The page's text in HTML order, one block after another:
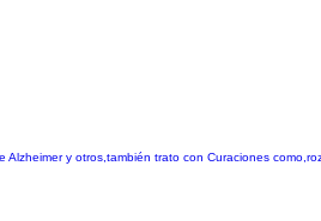
y otros,también trato con Curaciones